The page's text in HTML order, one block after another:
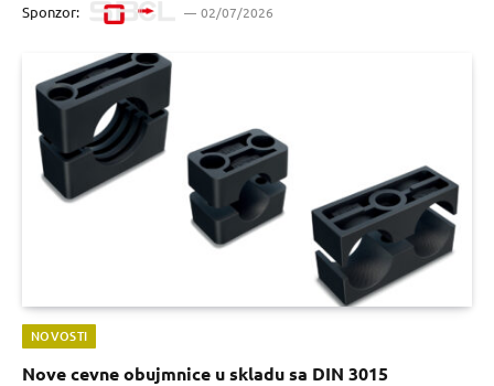
Sponzor: 02/07/2026
NOVOSTI
Nove cevne obujmnice u skladu sa DIN 3015